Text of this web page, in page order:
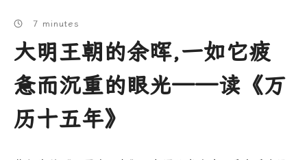
7 minutes
大明王朝的余晖,一如它疲
惫而沉重的眼光——读《万
历十五年》